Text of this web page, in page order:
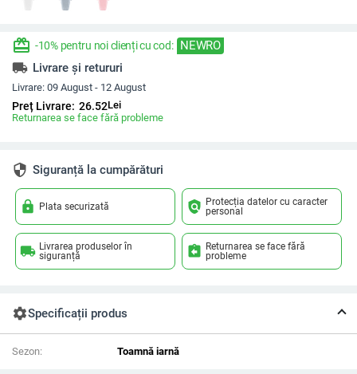
redeem -10% pentru noi clienți cu cod: NEWRO
local_shipping Livrare și retururi
Livrare: 09 August - 12 August
Preț Livrare: 26.52Lei
Returnarea se face fără probleme
security Siguranță la cumpărături
lock Plata securizată policy Protecția datelor cu caracter
personal
local_shipping Livrarea produselor în
siguranță
assignment_return Returnarea se face fără
probleme
settingsSpecificații produs
Sezon: Toamnă iarnă